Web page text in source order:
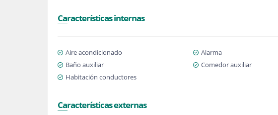
Características internas
Aire acondicionado Alarma
Baño auxiliar
Comedor auxiliar
Habitación conductores
Características externas